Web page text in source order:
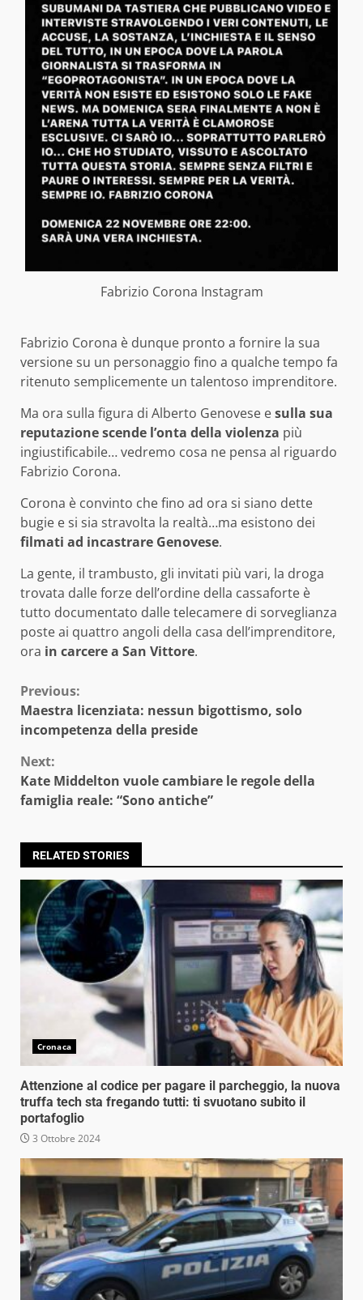
Fabrizio Corona Instagram
Fabrizio Corona è dunque pronto a fornire la sua
versione su un personaggio fino a qualche tempo fa
ritenuto semplicemente un talentoso imprenditore.
Ma ora sulla figura di Alberto Genovese esulla sua
reputazione scende l’onta della violenza più
ingiustificabile… vedremo cosa ne pensa al riguardo
Fabrizio Corona.
Corona è convinto che fino ad ora si siano dette
bugie e si sia stravolta la realtà…ma esistono dei
filmati ad incastrare Genovese.
La gente, il trambusto, gli invitati più vari, la droga
trovata dalle forze dell’ordine della cassaforte è
tutto documentato dalle telecamere di sorveglianza
poste ai quattro angoli della casa dell’imprenditore,
ora in carcere a San Vittore.
Continue
Reading
Previous:
Maestra licenziata: nessun bigottismo, solo
incompetenza della preside
Next:
Kate Middelton vuole cambiare le regole della
famiglia reale: “Sono antiche”
RELATED STORIES
Cronaca
Attenzione al codice per pagare il parcheggio, la nuova
truffa tech sta fregando tutti: ti svuotano subito il
portafoglio
3 Ottobre 2024